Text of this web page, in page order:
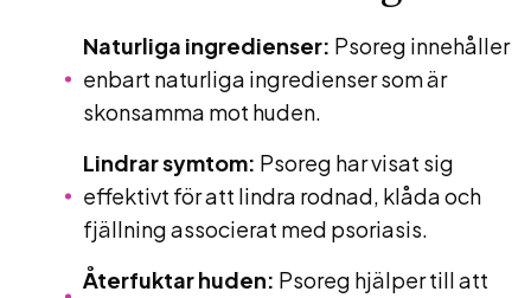
Naturliga ingredienser: Psoreg innehåller
enbart naturliga ingredienser som är
skonsamma mot huden.
Lindrar symtom: Psoreg har visat sig
effektivt för att lindra rodnad, klåda och
fjällning associerat med psoriasis.
Återfuktar huden: Psoreg hjälper till att